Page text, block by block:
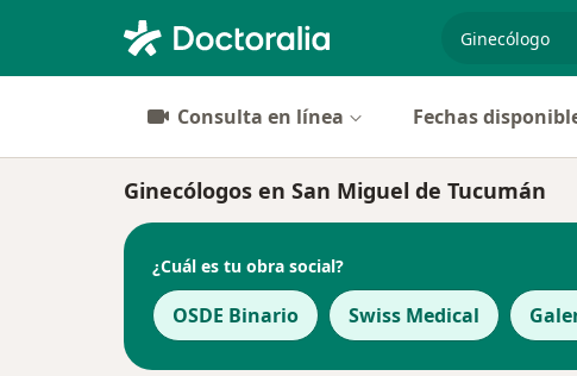
especialidad,
Consulta en línea Fechas
Ginecólogos en San Miguel de Tucumán
¿Cuál es tu obra social?
OSDE Binario Swiss Medical